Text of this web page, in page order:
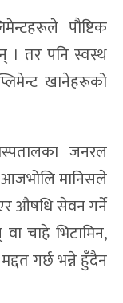
पौष्टिक
। तर पनि स्वस्थ
खानेहरूको
जनरल
मानिसले
औषधि सेवन गर्ने
चाहे भिटामिन,
गर्छ भन्ने हुँदैन